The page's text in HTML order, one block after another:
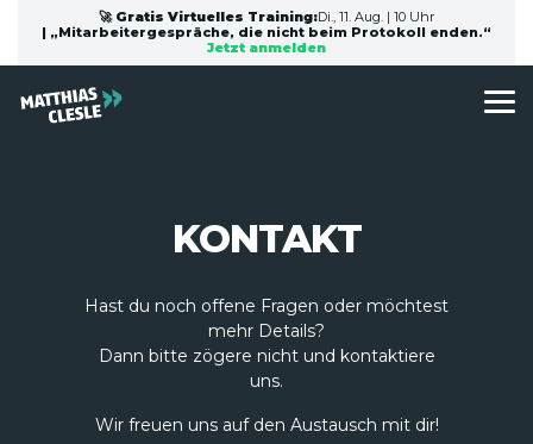
content.
🚀 Gratis Virtuelles Training:Di., 11. Aug. | 10 Uhr
| „Mitarbeitergespräche, die nicht beim Protokoll enden.“
Jetzt anmelden
KONTAKT
Hast du noch offene Fragen oder möchtest
mehr Details?
Dann bitte zögere nicht und kontaktiere
uns.
Wir freuen uns auf den Austausch mit dir!